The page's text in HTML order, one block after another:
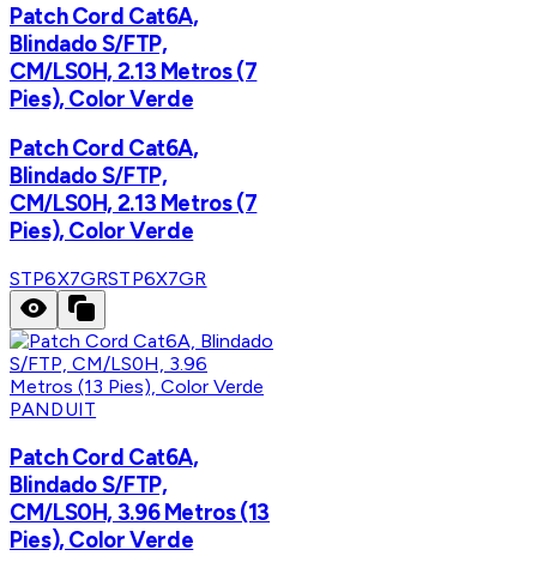
Patch Cord Cat6A,
Blindado S/FTP,
CM/LS0H, 2.13 Metros (7
Pies), Color Verde
Patch Cord Cat6A,
Blindado S/FTP,
CM/LS0H, 2.13 Metros (7
Pies), Color Verde
STP6X7GRSTP6X7GR
PANDUIT
Patch Cord Cat6A,
Blindado S/FTP,
CM/LS0H, 3.96 Metros (13
Pies), Color Verde